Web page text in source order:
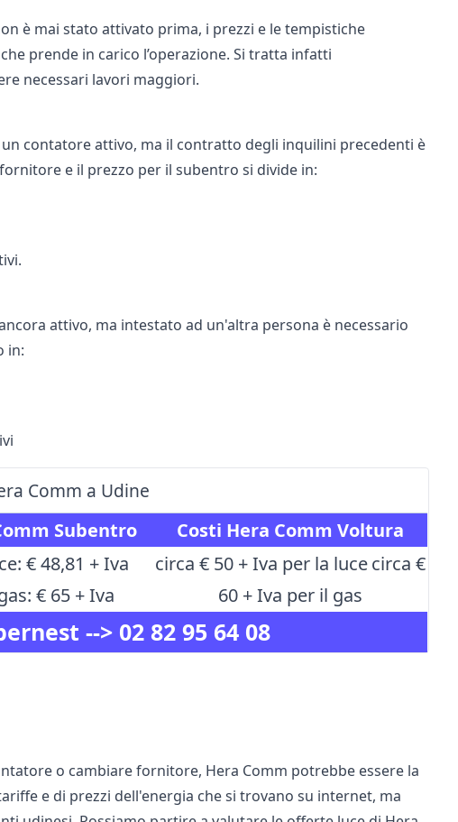
è mai stato attivato prima, i prezzi e le tempistiche
prende in carico l’operazione. Si tratta infatti
necessari lavori maggiori.
contatore attivo, ma il contratto degli inquilini precedenti è
e il prezzo per il subentro si divide in:
attivo, ma intestato ad un'altra persona è necessario
in:
Comm a Udine
--> 02 82 95 64 08
Subentro
Costi Hera Comm Voltura
€ 48,81 + Iva
€ 65 + Iva
circa € 50 + Iva per la lucecirca €
60 + Iva per il gas
o cambiare fornitore, Hera Comm potrebbe essere la
e di prezzi dell'energia che si trovano su internet, ma